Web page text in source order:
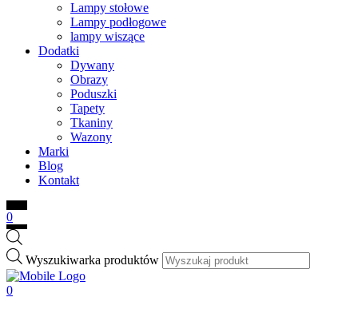
Lampy stołowe
Lampy podłogowe
lampy wiszące
Dodatki
Dywany
Obrazy
Poduszki
Tapety
Tkaniny
Wazony
Marki
Blog
Kontakt
0
Wyszukiwarka produktów
0